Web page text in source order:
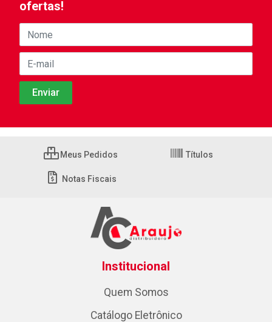
ofertas!
Meus Pedidos Títulos
Notas Fiscais
Institucional
Quem Somos
Catálogo Eletrônico